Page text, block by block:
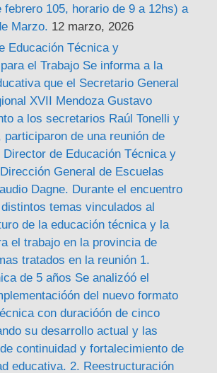
febrero 105, horario de 9 a 12hs) a
Marzo. 12 marzo, 2026
Educación Técnica y
el Trabajo Se informa a la
que el Secretario General
XVII Mendoza Gustavo
a los secretarios Raúl Tonelli y
de una reunión de
de Educación Técnica y
General de Escuelas
Dagne. Durante el encuentro
temas vinculados al
de la educación técnica y la
el trabajo en la provincia de
tratados en la reunión 1.
de 5 años Se analizóó el
del nuevo formato
con duracióón de cinco
su desarrollo actual y las
continuidad y fortalecimiento de
educativa. 2. Reestructuración